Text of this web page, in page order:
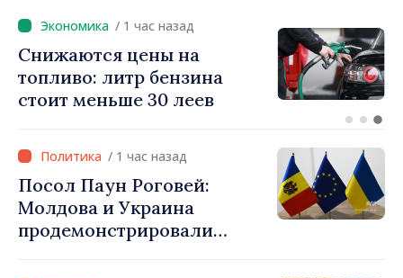
/ 1 час назад
Снижаются цены на
топливо: литр бензина
стоит меньше 30 леев
/ 1 час назад
Посол Паун Роговей:
Молдова и Украина
продемонстрировали